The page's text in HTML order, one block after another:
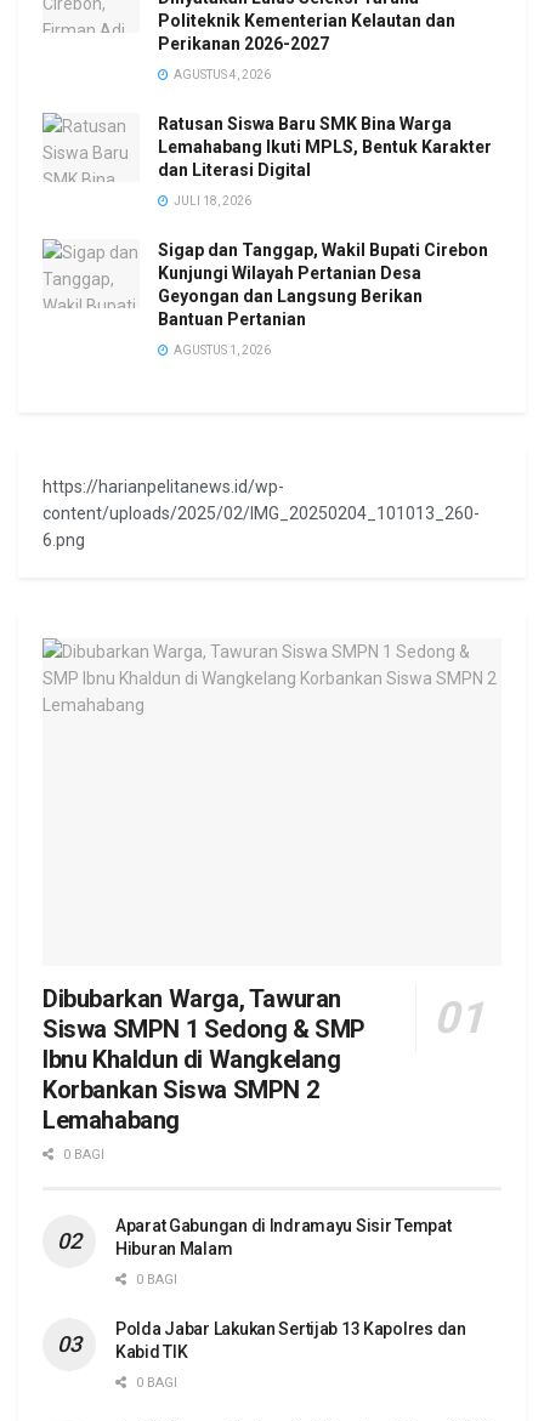
Politeknik Kementerian Kelautan dan
Perikanan 2026-2027
AGUSTUS 4, 2026
Ratusan Siswa Baru SMK Bina Warga
Lemahabang Ikuti MPLS, Bentuk Karakter
dan Literasi Digital
JULI 18, 2026
Sigap dan Tanggap, Wakil Bupati Cirebon
Kunjungi Wilayah Pertanian Desa
Geyongan dan Langsung Berikan
Bantuan Pertanian
AGUSTUS 1, 2026
https://harianpelitanews.id/wp-
content/uploads/2025/02/IMG_20250204_101013_260-
6.png
Dibubarkan Warga, Tawuran
Siswa SMPN 1 Sedong & SMP
Ibnu Khaldun di Wangkelang
Korbankan Siswa SMPN 2
Lemahabang
0 BAGI
Aparat Gabungan di Indramayu Sisir Tempat
Hiburan Malam
0 BAGI
Polda Jabar Lakukan Sertijab 13 Kapolres dan
Kabid TIK
0 BAGI